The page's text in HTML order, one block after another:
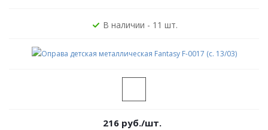
В наличии - 11 шт.
216руб./шт.